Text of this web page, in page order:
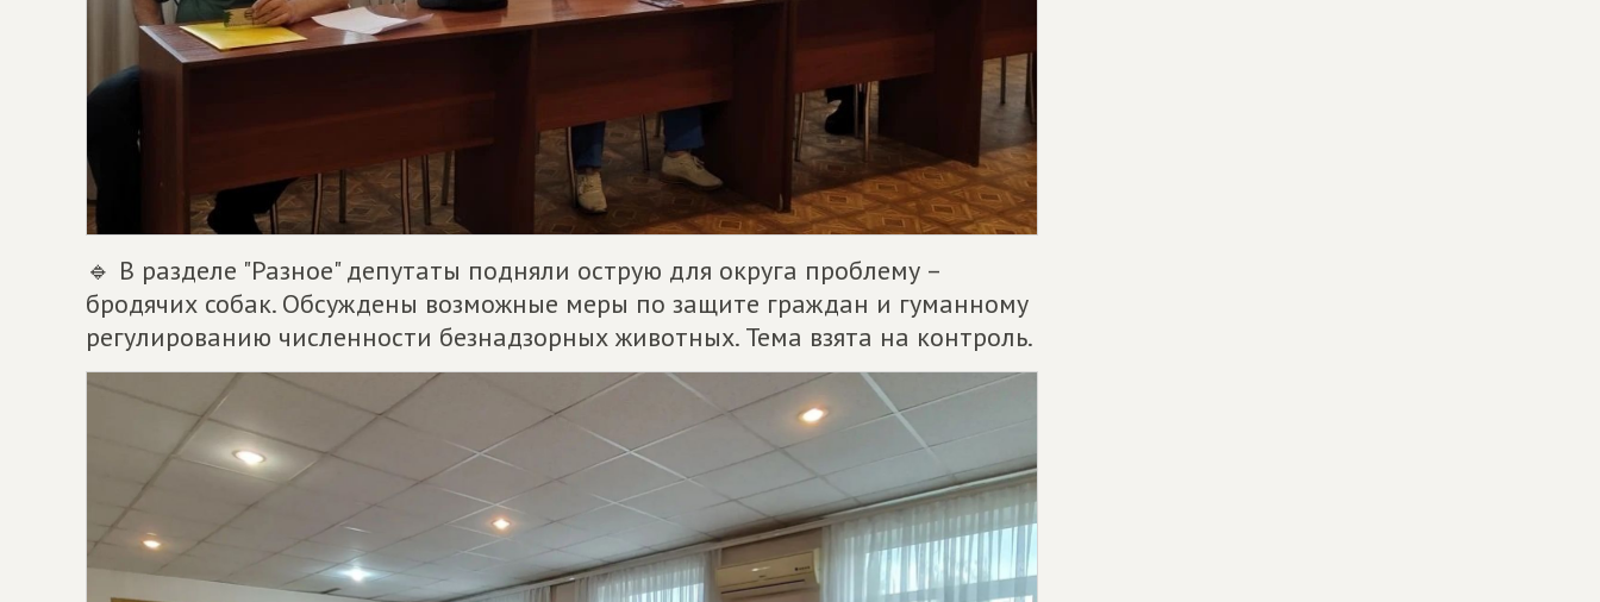
🔹 В разделе "Разное" депутаты подняли острую для округа проблему –
бродячих собак. Обсуждены возможные меры по защите граждан и гуманному
регулированию численности безнадзорных животных. Тема взята на контроль.